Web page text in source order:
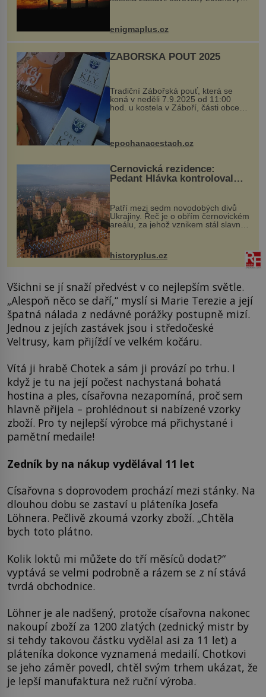
...
enigmaplus.cz
ZÁBOŘSKÁ POUŤ 2025
Tradiční Zábořská pouť, která se
koná v neděli 7.9.2025 od 11:00
hod. u kostela v Záboří, části obce
Kly u Mělníka. V programu naleznete
komentovanou prohlídku kostela,
epochanacestach.cz
Černovická rezidence:
Pedant Hlávka kontroloval
Patří mezi sedm novodobých divů
Ukrajiny. Řeč je o obřím černovickém
areálu, za jehož vznikem stál slavný
český architekt Josef Hlávka. Ten si
na něm dal mimořádně záležet. Jeho
historyplus.cz
Všichni se jí snaží předvést v co nejlepším světle.
„Alespoň něco se daří,“ myslí si Marie Terezie a její
špatná nálada z nedávné porážky postupně mizí.
Jednou z jejích zastávek jsou i středočeské
Veltrusy, kam přijíždí ve velkém kočáru.
Vítá ji hrabě Chotek a sám ji provází po trhu. I
když je tu na její počest nachystaná bohatá
hostina a ples, císařovna nezapomíná, proč sem
hlavně přijela – prohlédnout si nabízené vzorky
zboží. Pro ty nejlepší výrobce má přichystané i
pamětní medaile!
Zedník by na nákup vydělával 11 let
Císařovna s doprovodem prochází mezi stánky. Na
dlouhou dobu se zastaví u pláteníka Josefa
Löhnera. Pečlivě zkoumá vzorky zboží. „Chtěla
bych toto plátno.
Kolik loktů mi můžete do tří měsíců dodat?“
vyptává se velmi podrobně a rázem se z ní stává
tvrdá obchodnice.
Löhner je ale nadšený, protože císařovna nakonec
nakoupí zboží za 1200 zlatých (zednický mistr by
si tehdy takovou částku vydělal asi za 11 let) a
pláteníka dokonce vyznamená medailí. Chotkovi
se jeho záměr povedl, chtěl svým trhem ukázat, že
je lepší manufaktura než ruční výroba.